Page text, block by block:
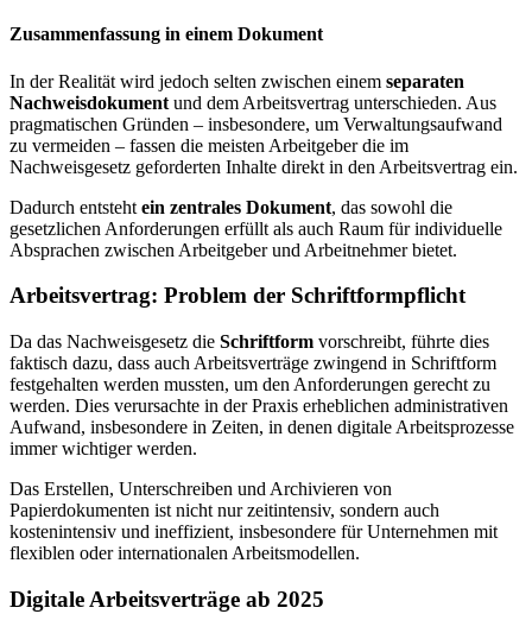
Zusammenfassung in einem Dokument
In der Realität wird jedoch selten zwischen einem separaten
Nachweisdokument und dem Arbeitsvertrag unterschieden. Aus
pragmatischen Gründen – insbesondere, um Verwaltungsaufwand
zu vermeiden – fassen die meisten Arbeitgeber die im
Nachweisgesetz geforderten Inhalte direkt in den Arbeitsvertrag ein.
Dadurch entsteht ein zentrales Dokument, das sowohl die
gesetzlichen Anforderungen erfüllt als auch Raum für individuelle
Absprachen zwischen Arbeitgeber und Arbeitnehmer bietet.
Arbeitsvertrag: Problem der Schriftformpflicht
Da das Nachweisgesetz die Schriftform vorschreibt, führte dies
faktisch dazu, dass auch Arbeitsverträge zwingend in Schriftform
festgehalten werden mussten, um den Anforderungen gerecht zu
werden. Dies verursachte in der Praxis erheblichen administrativen
Aufwand, insbesondere in Zeiten, in denen digitale Arbeitsprozesse
immer wichtiger werden.
Das Erstellen, Unterschreiben und Archivieren von
Papierdokumenten ist nicht nur zeitintensiv, sondern auch
kostenintensiv und ineffizient, insbesondere für Unternehmen mit
flexiblen oder internationalen Arbeitsmodellen.
Digitale Arbeitsverträge ab 2025